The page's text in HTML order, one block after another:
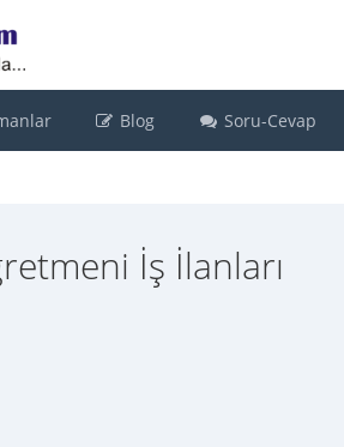
Blog Soru-Cevap
İş İlanları